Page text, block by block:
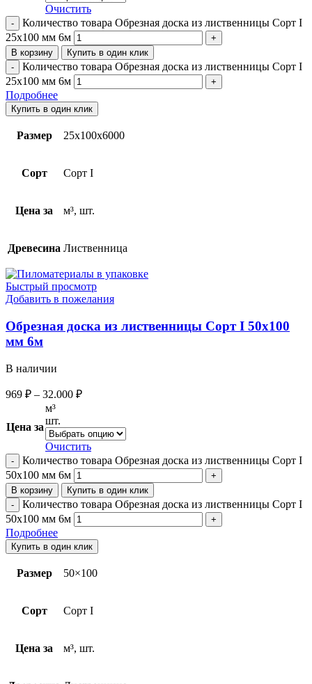
Очистить
Количество товара Обрезная доска из лиственницы Сорт I
25х100 мм 6м
В корзину Купить в один клик
Количество товара Обрезная доска из лиственницы Сорт I
25х100 мм 6м
Подробнее
Купить в один клик
Размер 25х100х6000
Сорт Сорт I
Цена за м³, шт.
Древесина Лиственница
Быстрый просмотр
Добавить в пожелания
Обрезная доска из лиственницы Сорт I 50х100
мм 6м
В наличии
969 ₽ – 32.000 ₽
Цена за
м³
шт.
Очистить
Количество товара Обрезная доска из лиственницы Сорт I
50х100 мм 6м
В корзину Купить в один клик
Количество товара Обрезная доска из лиственницы Сорт I
50х100 мм 6м
Подробнее
Купить в один клик
Размер 50×100
Сорт Сорт I
Цена за м³, шт.